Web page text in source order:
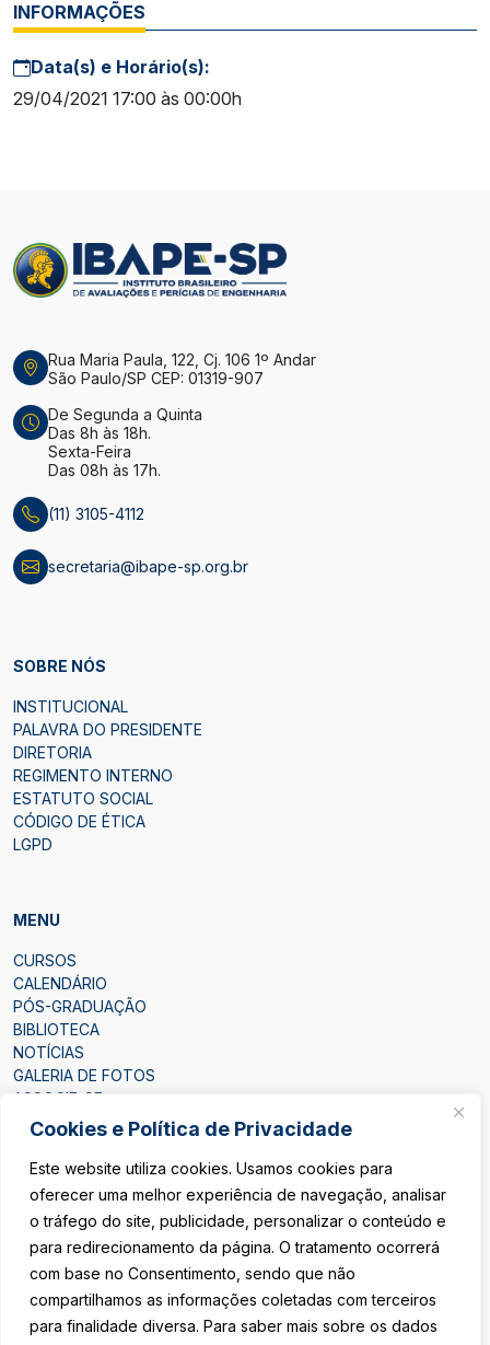
Cookies e Política de Privacidade
Este website utiliza cookies. Usamos cookies para
oferecer uma melhor experiência de navegação, analisar
o tráfego do site, publicidade, personalizar o conteúdo e
para redirecionamento da página. O tratamento ocorrerá
com base no Consentimento, sendo que não
compartilhamos as informações coletadas com terceiros
para finalidade diversa. Para saber mais sobre os dados
INFORMAÇÕES
Data(s) e Horário(s):
29/04/2021 17:00 às 00:00h
Rua Maria Paula, 122, Cj. 106 1º Andar
São Paulo/SP CEP: 01319-907
De Segunda a Quinta
Das 8h às 18h.
Sexta-Feira
Das 08h às 17h.
(11) 3105-4112
secretaria@ibape-sp.org.br
SOBRE NÓS
INSTITUCIONAL
PALAVRA DO PRESIDENTE
DIRETORIA
REGIMENTO INTERNO
ESTATUTO SOCIAL
CÓDIGO DE ÉTICA
LGPD
MENU
CURSOS
CALENDÁRIO
PÓS-GRADUAÇÃO
BIBLIOTECA
NOTÍCIAS
GALERIA DE FOTOS
ASSOCIE-SE
CONTATO
ÁREA DO ASSOCIADO
SEJA ASSOCIADO